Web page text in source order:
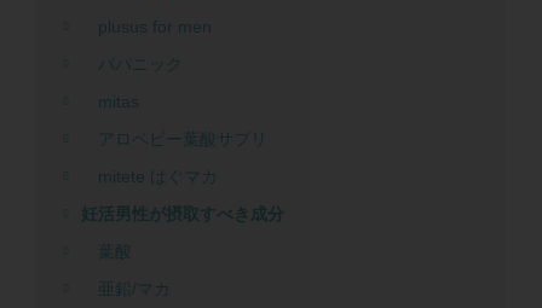
plusus for men
パパニック
mitas
アロベビー葉酸サプリ
mitete はぐマカ
妊活男性が摂取すべき成分
葉酸
亜鉛/マカ